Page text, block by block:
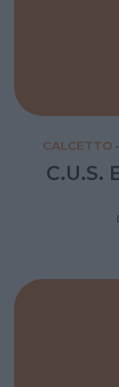
CALCETTO •
C.U.S.